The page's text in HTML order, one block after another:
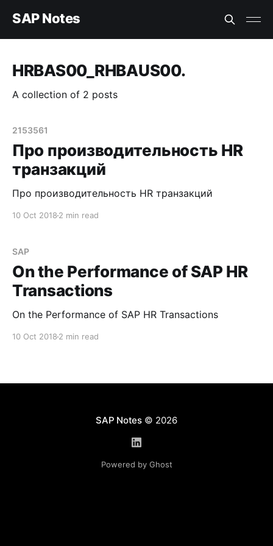
SAP Notes
HRBAS00_RHBAUS00.
A collection of 2 posts
2153561
Про производительность HR
транзакций
Про производительность HR транзакций
10 Oct 2018 2 min read
SAP
On the Performance of SAP HR
Transactions
On the Performance of SAP HR Transactions
10 Oct 2018 2 min read
SAP Notes© 2026
Powered by Ghost